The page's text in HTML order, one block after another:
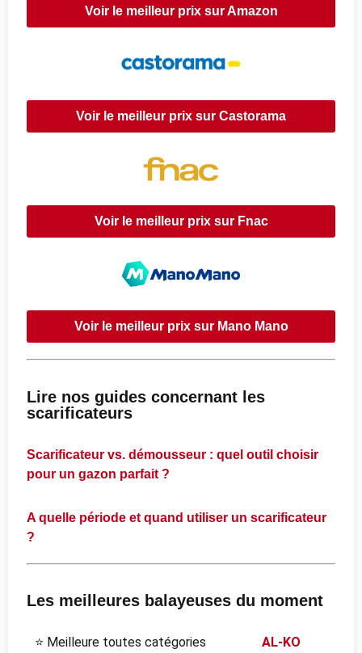
Voir le meilleur prix sur Amazon
Voir le meilleur prix sur Castorama
Voir le meilleur prix sur Fnac
Voir le meilleur prix sur Mano Mano
Lire nos guides concernant les
scarificateurs
Scarificateur vs. démousseur : quel outil choisir
pour un gazon parfait ?
A quelle période et quand utiliser un scarificateur
?
Les meilleures balayeuses du moment
⭐ Meilleure toutes catégories
AL-KO